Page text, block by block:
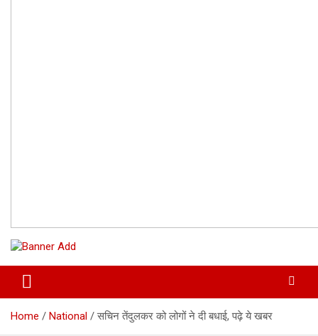
Home National सचिन तेंदुलकर को लोगों ने दी बधाई, पढ़े ये खबर